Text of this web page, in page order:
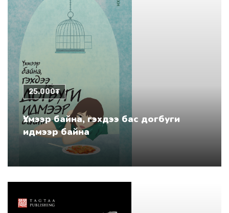
25.000₮
Үхмээр байна, гэхдээ бас догбуги
идмээр байна